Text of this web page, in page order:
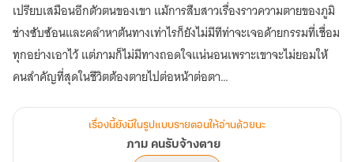
เปรียบเสมือนอีกตัวตนของเขา แม้การสืบสาวเรื่องราวความตายของภูมิ
ช่างซับซ้อนและคลำหาต้นทางเท่าไรก็ยังไม่มีทีท่าจะเจอด้ายกรรมที่เชื่อม
ทุกอย่างเอาไว้ แต่ภามก็ไม่มีทางถอดใจแน่นอนเพราะเขาจะไม่ยอมให้
คนสำคัญที่สุดในชีวิตต้องตายไปต่อหน้าต่อตา
คืนเขาทั้งคู่นั้นคืออะไร สายสัมพันธ์ของทั้งคู่จะต้องถูกความตายตัดขาด
ลงเพียงเท่านี้หรือไม่... ติดตามได้ใน ภาม คนรับจ้างตาย เล่ม 6 ตอน
เรื่องนี้ยังมีในรูปแบบรายตอนให้อ่านด้วยนะ
ภาม คนรับจ้างตาย